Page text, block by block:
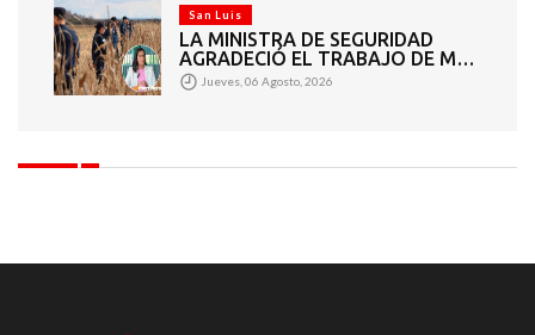
San Luis
LA MINISTRA DE SEGURIDAD
AGRADECIÓ EL TRABAJO DE MÁS
DE 200 EFECTIVOS QUE
PARTICIPARON EN LA BÚSQUEDA
Jueves, 06 Agosto, 2026